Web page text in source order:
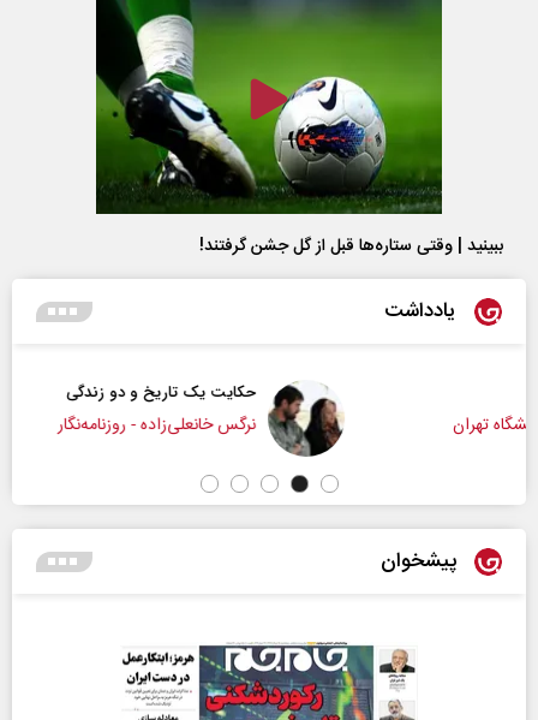
ببینید | وقتی ستاره‌ها قبل از گل جشن گرفتند!
یادداشت
حکایت یک تاریخ و دو زندگی
نرگس خانعلی‌زاده - روزنامه‌نگار
پیشخوان